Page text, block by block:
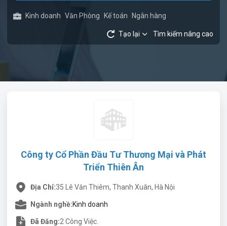
Kinh doanh Văn Phòng Kế toán Ngân hàng
Tạo lại Tìm kiếm nâng cao
Công ty Cổ Phần Đầu Tư Thương Mại và Phát
Triển Thiên Ân
Địa Chỉ:35 Lê Văn Thiêm, Thanh Xuân, Hà Nội
Ngành nghề:Kinh doanh
Đã Đăng:2 Công Việc.